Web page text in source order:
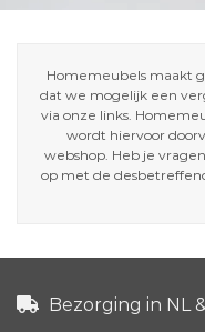
Homemeubels maakt
dat we mogelijk een
via onze links.
wordt hiervoor
webshop. Heb je
op met de
Bezorging in NL